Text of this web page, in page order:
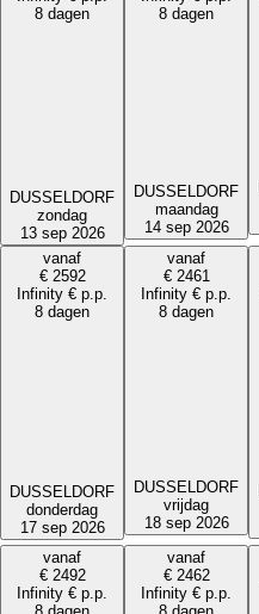
8 dagen
DUSSELDORF
zondag
13 sep 2026
8 dagen
DUSSELDORF
maandag
14 sep 2026
vanaf
€ 2592
Infinity € p.p.
8 dagen
DUSSELDORF
donderdag
17 sep 2026
vanaf
€ 2461
Infinity € p.p.
8 dagen
DUSSELDORF
vrijdag
18 sep 2026
vanaf
€ 2492
Infinity € p.p.
vanaf
€ 2462
Infinity € p.p.